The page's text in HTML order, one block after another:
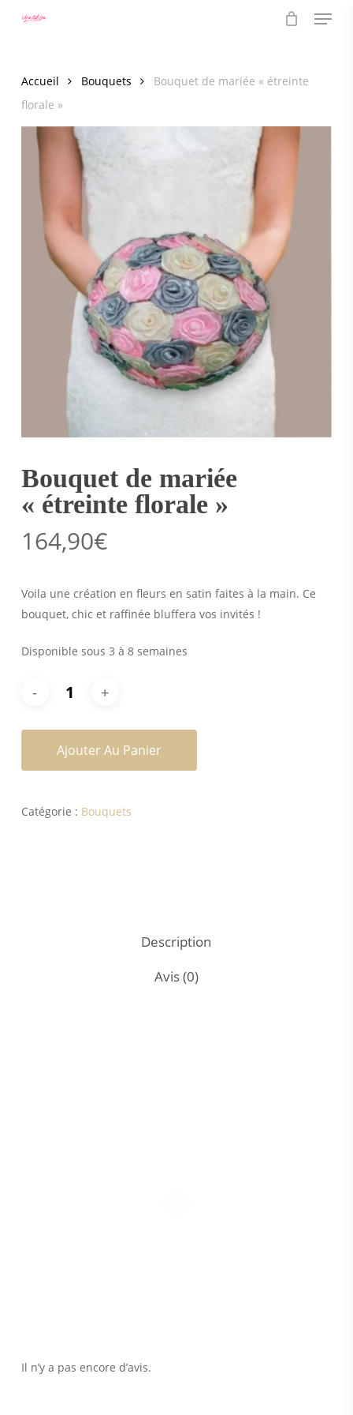
Menu
Accueil Bouquets
Bouquet de mariée « étreinte
florale »
Bouquet de mariée
« étreinte florale »
164,90€
Voila une création en fleurs en satin faites à la main. Ce
bouquet, chic et raffinée bluffera vos invités !
Disponible sous 3 à 8 semaines
Ajouter Au Panier
Catégorie : Bouquets
Description
Avis (0)
Il n’y a pas encore d’avis.